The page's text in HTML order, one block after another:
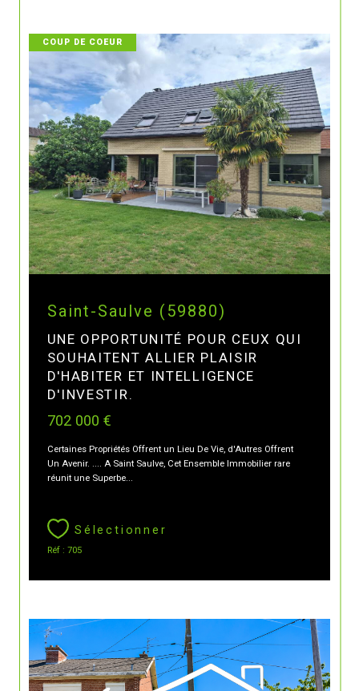
Saint-Saulve (59880)
UNE OPPORTUNITÉ POUR CEUX QUI
SOUHAITENT ALLIER PLAISIR
D'HABITER ET INTELLIGENCE
D'INVESTIR.
702 000 €
Certaines Propriétés Offrent un Lieu De Vie, d'Autres Offrent
Un Avenir. .... A Saint Saulve, Cet Ensemble Immobilier rare
réunit une Superbe...
Sélectionner
Réf : 705
COUP DE COEUR